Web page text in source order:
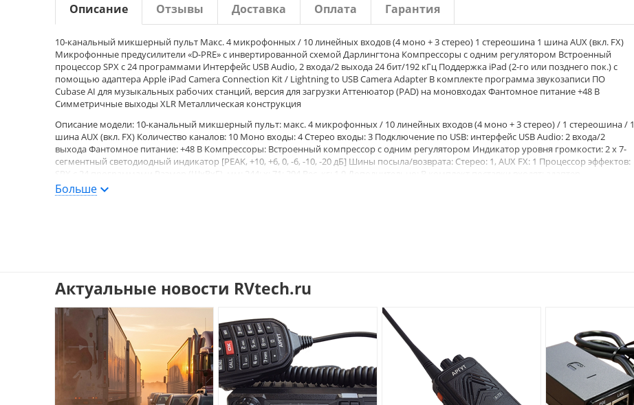
Описание Отзывы Доставка Оплата Гарантия
10-канальный микшерный пульт Макс. 4 микрофонных / 10 линейных входов (4 моно + 3 стерео) 1 стереошина 1 шина AUX (вкл. FX)
Микрофонные предусилители «D-PRE» с инвертированной схемой Дарлингтона Компрессоры с одним регулятором Встроенный
процессор SPX с 24 программами Интерфейс USB Audio, 2 входа/2 выхода 24 бит/192 кГц Поддержка iPad (2-го или позднего пок.) с
помощью адаптера Apple iPad Camera Connection Kit / Lightning to USB Camera Adapter В комплекте программа звукозаписи ПО
Cubase AI для музыкальных рабочих станций, версия для загрузки Аттенюатор (PAD) на моновходах Фантомное питание +48 В
Симметричные выходы XLR Металлическая конструкция
Описание модели: 10-канальный микшерный пульт: макс. 4 микрофонных / 10 линейных входов (4 моно + 3 стерео) / 1 стереошина / 1
шина AUX (вкл. FX) Количество каналов: 10 Моно входы: 4 Стерео входы: 3 Подключение по USB: интерфейс USB Audio: 2 входа/2
выхода Фантомное питание: +48 В Компрессоры: Встроенный компрессор с одним регулятором Индикатор уровня громкости: 2 x 7-
сегментный светодиодный индикатор [PEAK, +10, +6, 0, -6, -10, -20 дБ] Шины посыла/возврата: Стерео: 1, AUX FX: 1 Процессор эффектов:
SPX с 24 программами Размер (ШхВхГ), мм: 244; x; 71; 294 Вес, кг: 1.9 Дополнительно: В комплект поставки входят: адаптер
переменного тока, руководство для пользователя, техническая документация. Можно приобрести дополнительно: адаптер
подставки для микрофона BMS-10A Диапазон рабочих температур: 0 ~ +40°C Страна-производитель: Индонезия Наличие: в наличии
Больше
Актуальные новости RVtech.ru